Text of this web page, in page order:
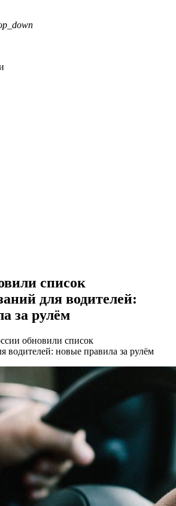
список
для водителей:
за рулём
обновили список
водителей: новые правила за рулём